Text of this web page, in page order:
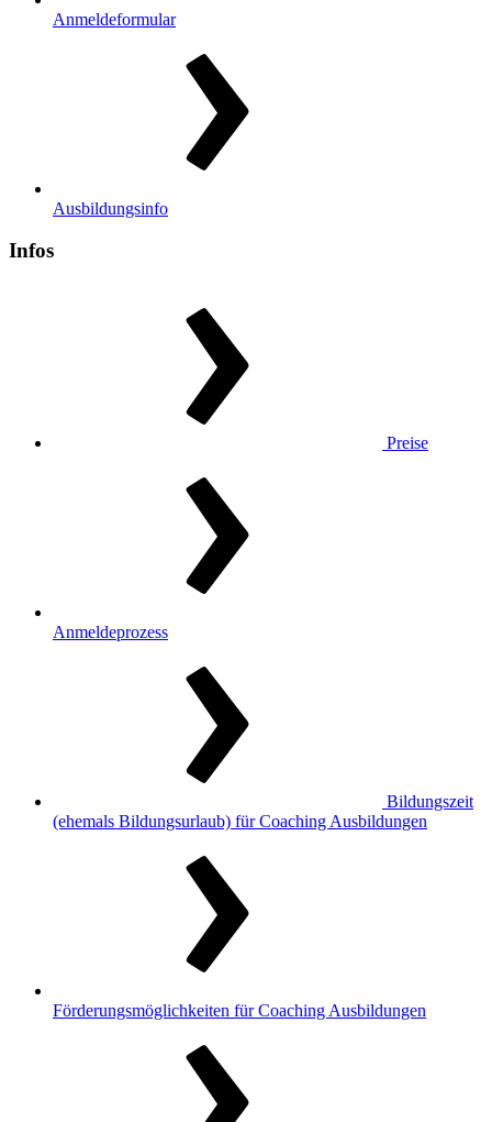
Anmeldeformular
Ausbildungsinfo
Infos
Preise
Anmeldeprozess
Bildungszeit
(ehemals Bildungsurlaub) für Coaching Ausbildungen
Förderungsmöglichkeiten für Coaching Ausbildungen